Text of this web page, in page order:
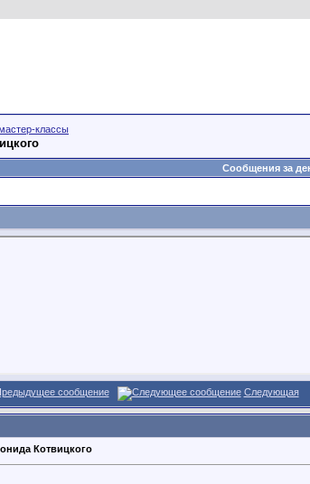
классы
Сообщения за
Следующая
Котвицкого